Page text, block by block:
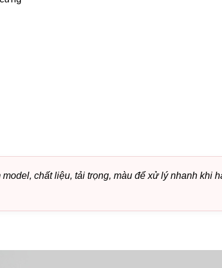
chất liệu, tải trọng, màu để xử lý nhanh khi